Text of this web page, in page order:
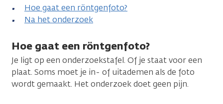
Hoe gaat een röntgenfoto?
Na het onderzoek
Hoe gaat een röntgenfoto?
Je ligt op een onderzoekstafel. Of je staat voor een
plaat. Soms moet je in- of uitademen als de foto
wordt gemaakt. Het onderzoek doet geen pijn.